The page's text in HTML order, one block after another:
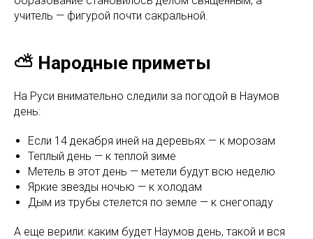
учитель — фигурой почти сакральной.
⛅ Народные приметы
На Руси внимательно следили за погодой в Наумов
день:
Если 14 декабря иней на деревьях — к морозам
Теплый день — к теплой зиме
Метель в этот день — метели будут всю неделю
Яркие звезды ночью — к холодам
Дым из трубы стелется по земле — к снегопаду
А еще верили: каким будет Наумов день, такой и вся